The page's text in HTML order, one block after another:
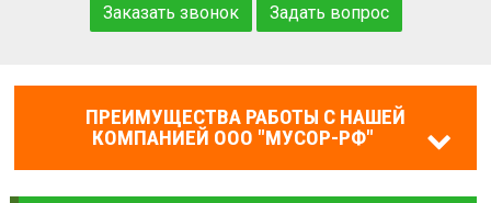
Заказать звонок Задать вопрос
ПРЕИМУЩЕСТВА РАБОТЫ С НАШЕЙ
КОМПАНИЕЙ ООО "МУСОР-РФ"